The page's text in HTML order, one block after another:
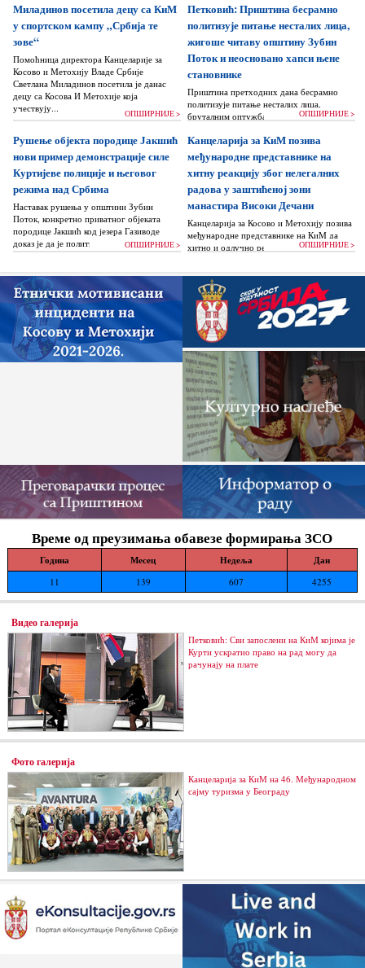
Миладинов посетила децу са КиМ
у спортском кампу „Србија те
зове“
Помоћница директора Канцеларије за
Косово и Метохију Владе Србије
Светлана Миладинов посетила је данас
децу са Косова И Метохије која
учествују...
ОПШИРНИЈЕ >
Петковић: Приштина бесрамно
политизује питање несталих лица,
жигоше читаву општину Зубин
Поток и неосновано хапси њене
становнике
Приштина претходних дана бесрамно
политизује питање несталих лица,
бруталним оптужбама на рачун Београда
жигоше...
ОПШИРНИЈЕ >
Рушење објекта породице Јакшић
нови пример демонстрације силе
Куртијеве полиције и његовог
режима над Србима
Наставак рушења у општини Зубин
Поток, конкретно приватног објеката
породице Јакшић код језера Газиводе
доказ је да је политика Аљбина Куртија...
ОПШИРНИЈЕ >
Канцеларија за КиМ позива
међународне представнике на
хитну реакцију због нелегалних
радова у заштићеној зони
манастира Високи Дечани
Канцеларија за Косово и Метохију позива
међународне представнике на КиМ да
хитно и одлучно реагују и да без
нелегалних грађевинских...
ОПШИРНИЈЕ >
Време од преузимања обавезе формирања ЗСО
Година Месец Недеља Дан
11 139 607 4255
Видео галерија
Петковић: Сви запослени на КиМ којима је
Курти ускратио право на рад могу да
рачунају на плате
Фото галерија
Канцеларија за КиМ на 46. Међународном
сајму туризма у Београду